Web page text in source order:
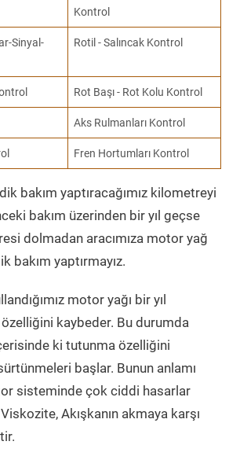
Kontrol
Sinyal-
Rotil - Salıncak Kontrol
Rot Başı - Rot Kolu Kontrol
Aks Rulmanları Kontrol
Fren Hortumları Kontrol
bakım yaptıracağımız kilometreyi
bakım üzerinden bir yıl geçse
dolmadan aracımıza motor yağ
bakım yaptırmayız.
motor yağı bir yıl
kaybeder. Bu durumda
ki tutunma özelliğini
başlar. Bunun anlamı
sisteminde çok ciddi hasarlar
Akışkanın akmaya karşı